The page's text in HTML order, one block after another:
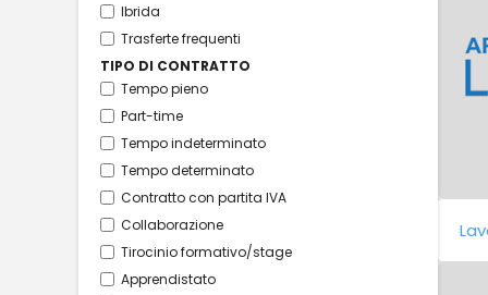
Ibrida
Trasferte frequenti
TIPO DI CONTRATTO
Tempo pieno
Part-time
Tempo indeterminato
Tempo determinato
Contratto con partita IVA
Collaborazione
Tirocinio formativo/stage
Apprendistato